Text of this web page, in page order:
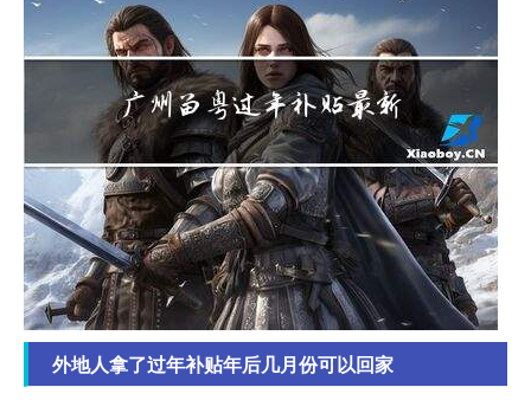
外地人拿了过年补贴年后几月份可以回家